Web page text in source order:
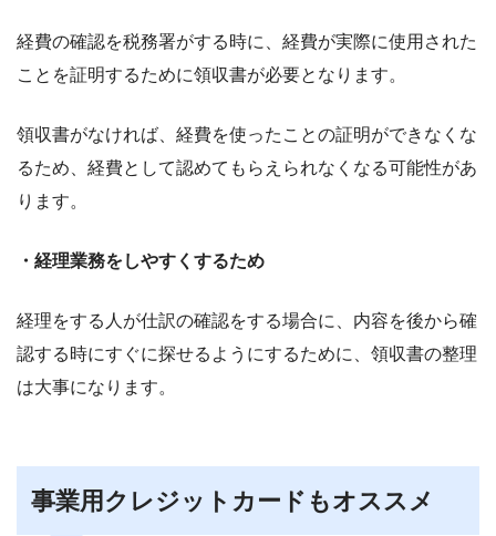
経費の確認を税務署がする時に、経費が実際に使用された
ことを証明するために領収書が必要となります。
領収書がなければ、経費を使ったことの証明ができなくな
るため、経費として認めてもらえられなくなる可能性があ
ります。
・経理業務をしやすくするため
経理をする人が仕訳の確認をする場合に、内容を後から確
認する時にすぐに探せるようにするために、領収書の整理
は大事になります。
事業用クレジットカードもオススメ